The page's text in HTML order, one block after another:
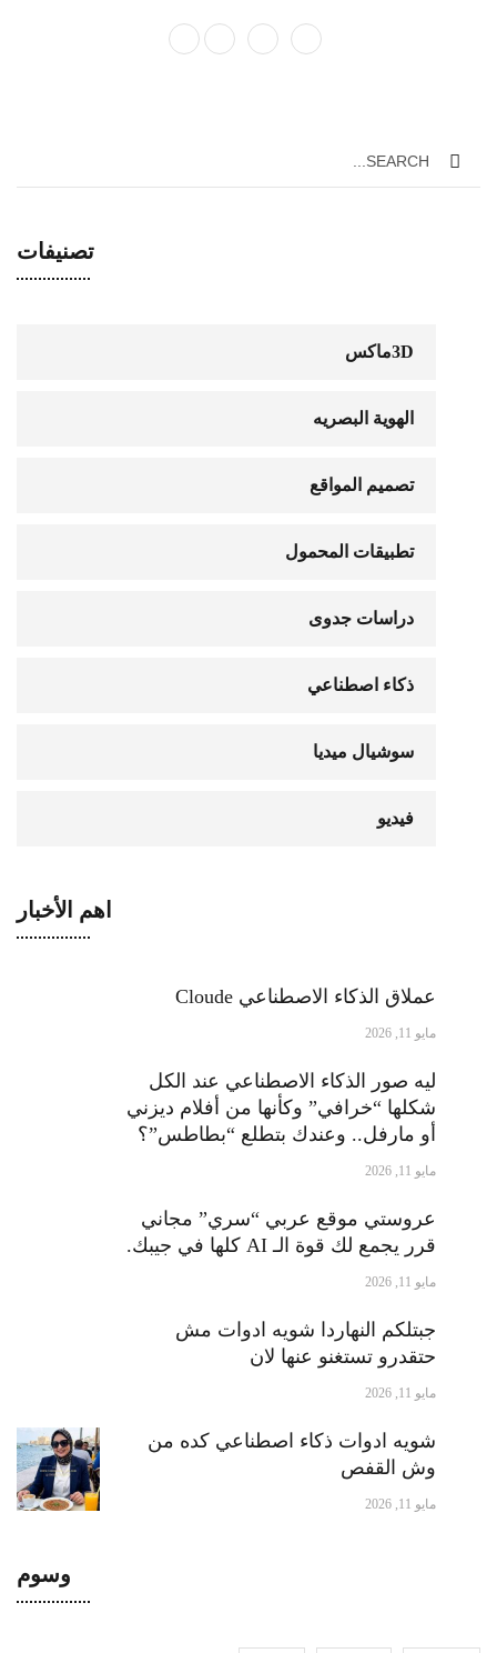
تصنيفات
3Dماكس
الهوية البصريه
تصميم المواقع
تطبيقات المحمول
دراسات جدوى
ذكاء اصطناعي
سوشيال ميديا
فيديو
اهم الأخبار
عملاق الذكاء الاصطناعي Cloude
مايو 11, 2026
ليه صور الذكاء الاصطناعي عند الكل
شكلها “خرافي” وكأنها من أفلام ديزني
أو مارفل.. وعندك بتطلع “بطاطس”؟
مايو 11, 2026
عروستي موقع عربي “سري” مجاني
قرر يجمع لك قوة الـ AI كلها في جيبك.
مايو 11, 2026
جبتلكم النهاردا شويه ادوات مش
حتقدرو تستغنو عنها لان
مايو 11, 2026
شويه ادوات ذكاء اصطناعي كده من
وش القفص
مايو 11, 2026
وسوم